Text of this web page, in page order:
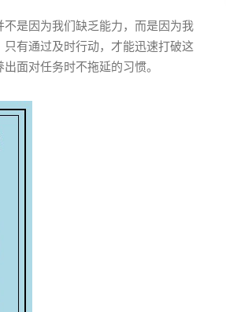
是因为我们缺乏能力，而是因为我
有通过及时行动，才能迅速打破这
面对任务时不拖延的习惯。